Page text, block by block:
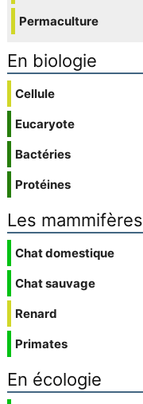
Permaculture
En biologie
Cellule
Eucaryote
Bactéries
Protéines
Les mammifères
Chat domestique
Chat sauvage
Renard
Primates
En écologie